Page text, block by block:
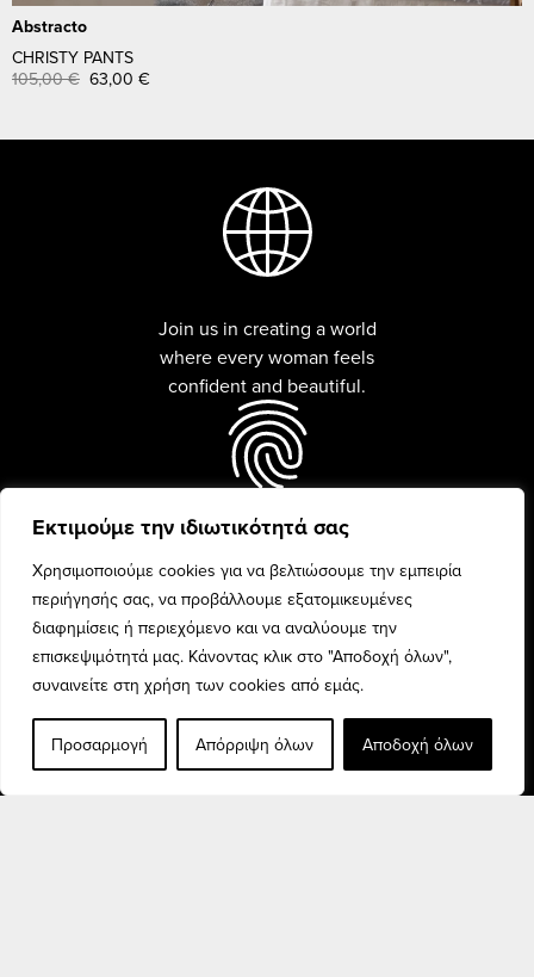
Εκτιμούμε την ιδιωτικότητά σας
Χρησιμοποιούμε cookies για να βελτιώσουμε την εμπειρία
περιήγησής σας, να προβάλλουμε εξατομικευμένες
διαφημίσεις ή περιεχόμενο και να αναλύουμε την
επισκεψιμότητά μας. Κάνοντας κλικ στο "Αποδοχή όλων",
συναινείτε στη χρήση των cookies από εμάς.
Προσαρμογή Απόρριψη όλων Αποδοχή όλων
Abstracto
CHRISTY PANTS
105,00€ 63,00 €
Join us in creating a world
where every woman feels
confident and beautiful.
Every woman is unique and
beauty is celebrated with
confidence and pride.
Discover the finest fashion